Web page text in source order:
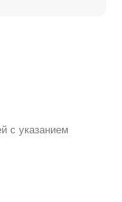
с указанием